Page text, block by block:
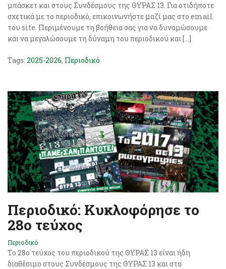
μπάσκετ και στους Συνδέσμους της ΘΥΡΑΣ 13. Για οτιδήποτε
σχετικά με το περιοδικό, επικοινωνήστε μαζί μας στο email
του site. Περιμένουμε τη βοήθεια σας για να δυναμώσουμε
και να μεγαλώσουμε τη δύναμη του περιοδικού και […]
Tags: 2025-2026, Περιοδικό
Περιοδικό: Κυκλοφόρησε το
28ο τεύχος
Περιοδικό
Το 28o τεύχος του περιοδικού της ΘΥΡΑΣ 13 είναι ήδη
διαθέσιμο στους Συνδέσμους της ΘΥΡΑΣ 13 και στα